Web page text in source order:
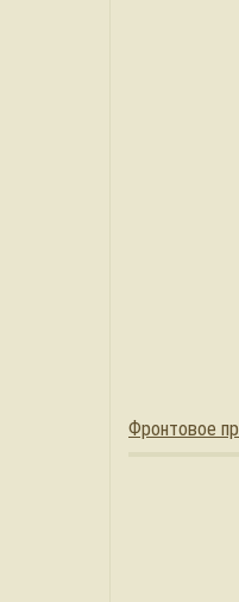
Фронтовое